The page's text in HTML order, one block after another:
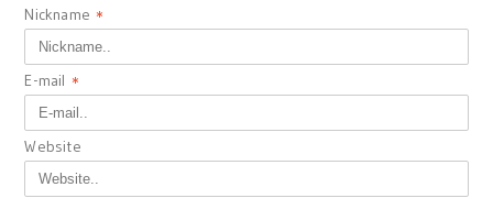
Nickname *
E-mail *
Website